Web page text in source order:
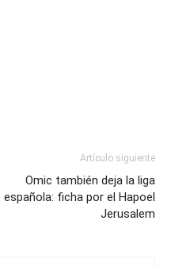
Artículo siguiente
Omic también deja la liga
española: ficha por el Hapoel
Jerusalem